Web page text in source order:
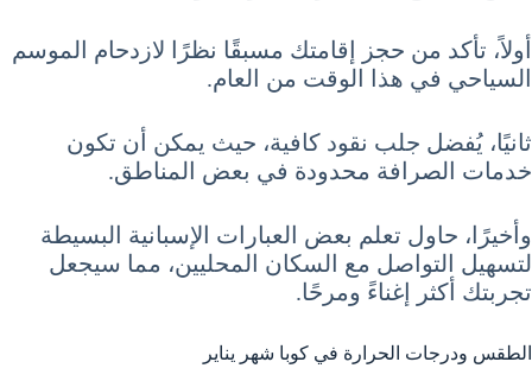
أولاً، تأكد من حجز إقامتك مسبقًا نظرًا لازدحام الموسم
السياحي في هذا الوقت من العام.
ثانيًا، يُفضل جلب نقود كافية، حيث يمكن أن تكون
خدمات الصرافة محدودة في بعض المناطق.
وأخيرًا، حاول تعلم بعض العبارات الإسبانية البسيطة
لتسهيل التواصل مع السكان المحليين، مما سيجعل
تجربتك أكثر إغناءً ومرحًا.
الطقس ودرجات الحرارة في كوبا شهر يناير